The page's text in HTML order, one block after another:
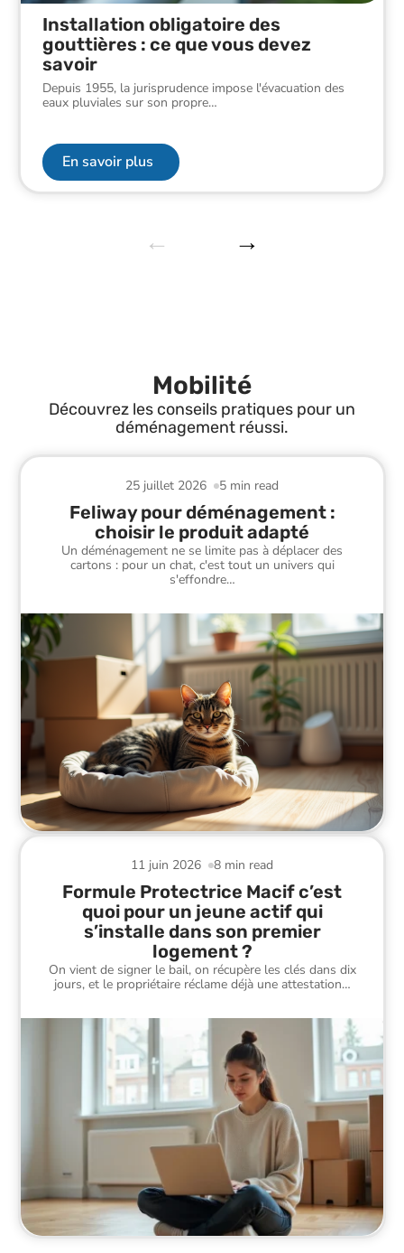
Installation obligatoire des
gouttières : ce que vous devez
savoir
Depuis 1955, la jurisprudence impose l'évacuation des
eaux pluviales sur son propre…
En savoir plus
Mobilité
Découvrez les conseils pratiques pour un
déménagement réussi.
5 min read
25 juillet 2026
Feliway pour déménagement :
choisir le produit adapté
Un déménagement ne se limite pas à déplacer des
cartons : pour un chat, c'est tout un univers qui
s'effondre…
8 min read
11 juin 2026
Formule Protectrice Macif c’est
quoi pour un jeune actif qui
s’installe dans son premier
logement ?
On vient de signer le bail, on récupère les clés dans dix
jours, et le propriétaire réclame déjà une attestation…